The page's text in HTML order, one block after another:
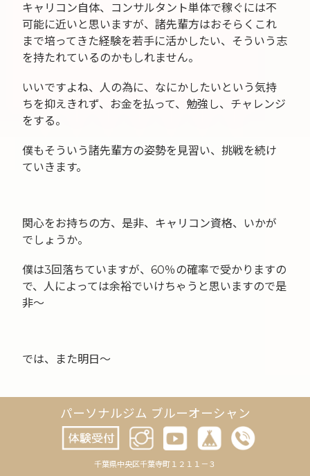
キャリコン自体、コンサルタント単体で稼ぐには不
可能に近いと思いますが、諸先輩方はおそらくこれ
まで培ってきた経験を若手に活かしたい、そういう志
を持たれているのかもしれません。
いいですよね、人の為に、なにかしたいという気持
ちを抑えきれず、お金を払って、勉強し、チャレンジ
をする。
僕もそういう諸先輩方の姿勢を見習い、挑戦を続け
ていきます。
関心をお持ちの方、是非、キャリコン資格、いかが
でしょうか。
僕は3回落ちていますが、60％の確率で受かりますの
で、人によっては余裕でいけちゃうと思いますので是
非〜
では、また明日〜
記事：吉田 勇気
（保有資格）
パーソナルジム ブルーオーシャン
千葉県中央区千葉寺町１２１１－３